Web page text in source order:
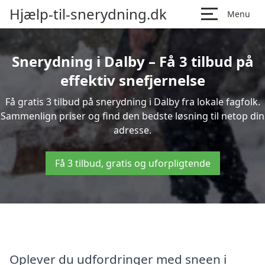
Hjælp-til-snerydning.dk Menu
Snerydning i Dalby – Få 3 tilbud på
effektiv snefjernelse
Få gratis 3 tilbud på snerydning i Dalby fra lokale fagfolk.
Sammenlign priser og find den bedste løsning til netop din
adresse.
Få 3 tilbud, gratis og uforpligtende
Oplever du udfordringer med sneen i